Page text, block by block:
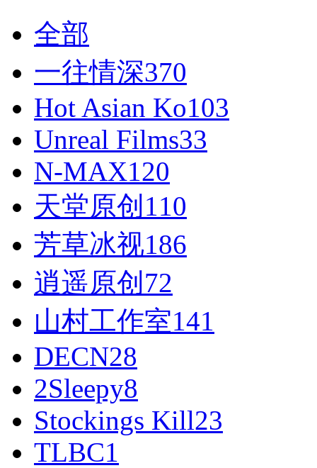
全部
一往情深370
Hot Asian Ko103
Unreal Films33
N-MAX120
天堂原创 110
芳草冰视186
逍遥原创72
山村工作室141
DECN28
2Sleepy8
Stockings Kill23
TLBC1